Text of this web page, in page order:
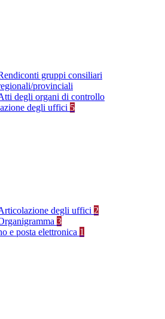
gruppi consiliari
provinciali
degli organi di controllo
degli uffici 5
degli uffici 2
3
e posta elettronica 1